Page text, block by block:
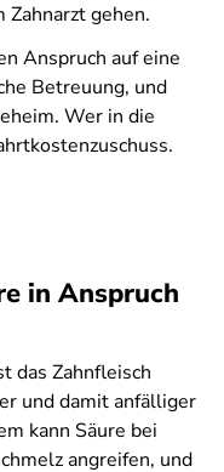
Zahnarzt gehen.
Anspruch auf eine
Betreuung, und
Wer in die
in Anspruch
das Zahnfleisch
und damit anfälliger
kann Säure bei
angreifen, und